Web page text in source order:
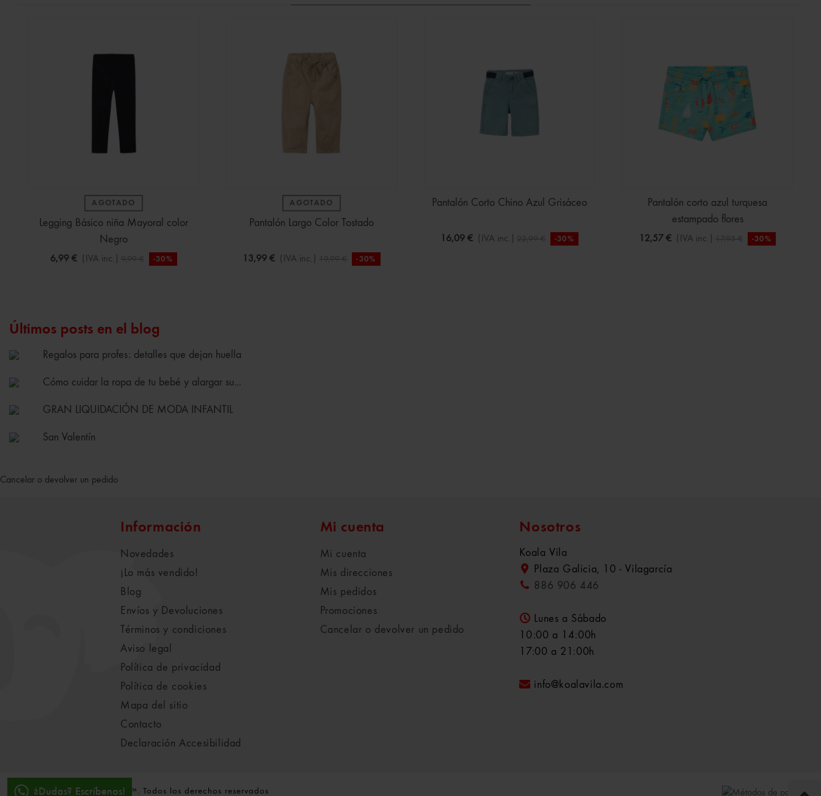
AGOTADO
Legging Básico niña Mayoral color
Negro
6,99 € (IVA inc.) 9,99 € -30%
AGOTADO
Pantalón Largo Color Tostado
13,99 € (IVA inc.) 19,99 € -30%
Pantalón Corto Chino Azul Grisáceo
16,09 € (IVA inc.) 22,99 € -30%
Pantalón corto azul turquesa
estampado flores
12,57 € (IVA inc.) 17,95 € -30%
Últimos posts en el blog
Regalos para profes: detalles que dejan huella
Cómo cuidar la ropa de tu bebé y alargar su...
GRAN LIQUIDACIÓN DE MODA INFANTIL
San Valentín
Cancelar o devolver un pedido
Información
Novedades
¡Lo más vendido!
Blog
Envíos y Devoluciones
Términos y condiciones
Aviso legal
Política de privacidad
Política de cookies
Mapa del sitio
Contacto
Declaración Accesibilidad
Mi cuenta
Mi cuenta
Mis direcciones
Mis pedidos
Promociones
Cancelar o devolver un pedido
Nosotros
Koala Vila
Plaza Galicia, 10 - Vilagarcía
886 906 446
Lunes a Sábado
10:00 a 14:00h
17:00 a 21:00h
info@koalavila.com
© 2021-2022 Koala Vila™. Todos los derechos reservados
¿Dudas? Escríbenos!